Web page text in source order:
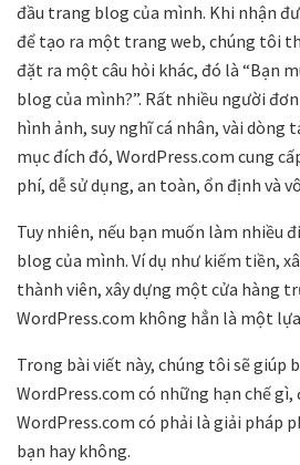
đầu trang blog của mình. Khi nhận
để tạo ra một trang web, chúng tôi
đặt ra một câu hỏi khác, đó là “Bạn
blog của mình?”. Rất nhiều người
hình ảnh, suy nghĩ cá nhân, vài dòng
mục đích đó, WordPress.com cung
phí, dễ sử dụng, an toàn, ổn định và
Tuy nhiên, nếu bạn muốn làm nhiều
blog của mình. Ví dụ như kiếm tiền,
thành viên, xây dựng một cửa hàng
WordPress.com không hẳn là một
Trong bài viết này, chúng tôi sẽ giúp
WordPress.com có những hạn chế gì,
WordPress.com có ​​phải là giải pháp
bạn hay không.